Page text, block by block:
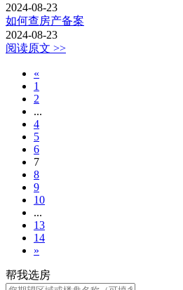
2024-08-23
如何查房产备案
2024-08-23
阅读原文 >>
«
1
2
...
4
5
6
7
8
9
10
...
13
14
»
帮我选房